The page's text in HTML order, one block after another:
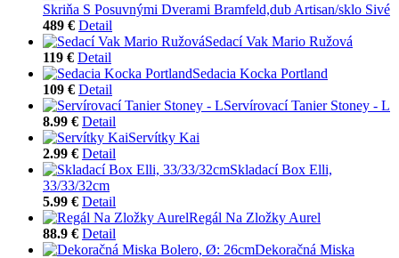
Skriňa S Posuvnými Dverami Bramfeld,dub Artisan/sklo Sivé
489 € Detail
Sedací Vak Mario Ružová
119 € Detail
Sedacia Kocka Portland
109 € Detail
Servírovací Tanier Stoney - L
8.99 € Detail
Servítky Kai
2.99 € Detail
Skladací Box Elli,
33/33/32cm
5.99 € Detail
Regál Na Zložky Aurel
88.9 € Detail
Dekoračná Miska